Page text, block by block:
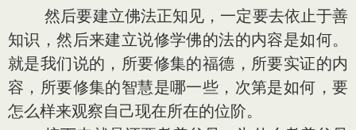
然后要建立佛法正知见，一定要去依止于善
知识，然后来建立说修学佛的法的内容是如何。
就是我们说的，所要修集的福德，所要实证的内
容，所要修集的智慧是哪一些，次第是如何，要
怎么样来观察自己现在所在的位阶。